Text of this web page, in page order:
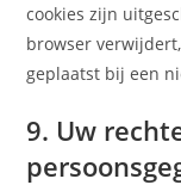
cookies zijn
browser
geplaatst bij een
9. Uw